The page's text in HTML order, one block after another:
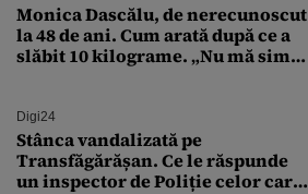
Monica Dascălu, de nerecunoscut
la 48 de ani. Cum arată după ce a
slăbit 10 kilograme. „Nu mă simt
Digi24
Stânca vandalizată pe
Transfăgărășan. Ce le răspunde
un inspector de Poliție celor care